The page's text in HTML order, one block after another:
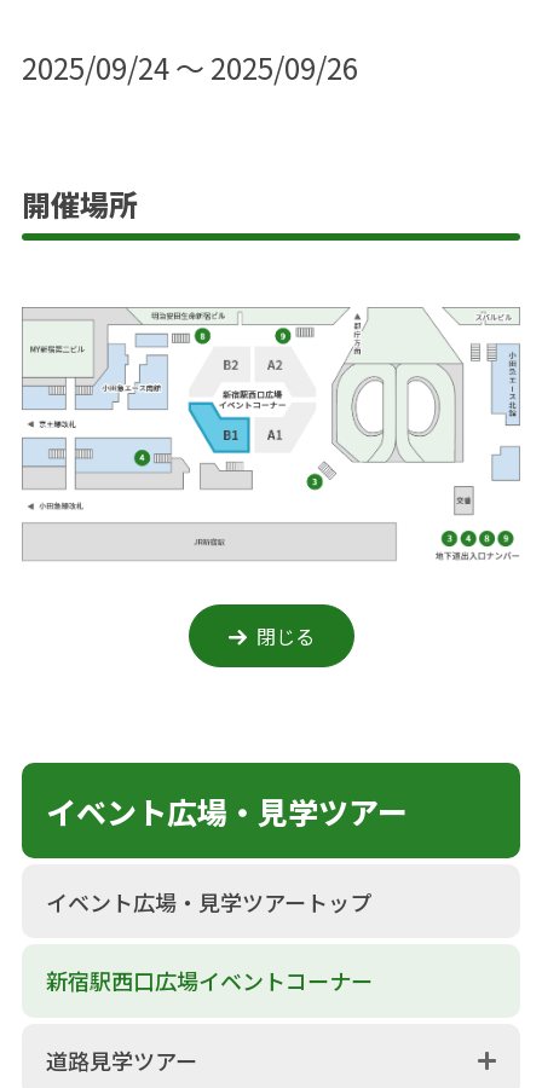
2025/09/24 ～ 2025/09/26
開催場所
閉じる
イベント広場・見学ツアー
イベント広場・見学ツアートップ
新宿駅西口広場イベントコーナー
道路見学ツアー